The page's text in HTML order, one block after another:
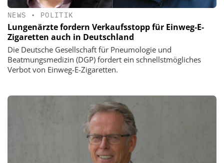
NEWS • POLITIK
Lungenärzte fordern Verkaufsstopp für Einweg-E-
Zigaretten auch in Deutschland
Die Deutsche Gesellschaft für Pneumologie und
Beatmungsmedizin (DGP) fordert ein schnellstmögliches
Verbot von Einweg-E-Zigaretten.